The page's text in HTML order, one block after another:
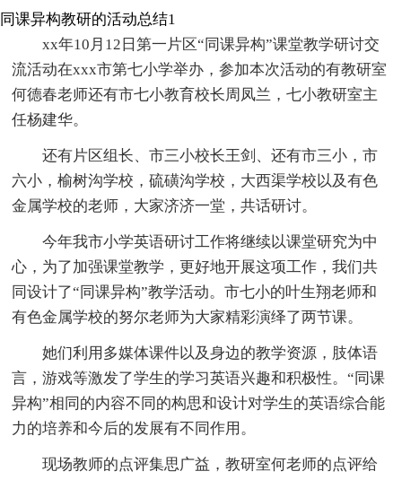
同课异构教研的活动总结1
xx年10月12日第一片区“同课异构”课堂教学研讨交
流活动在xxx市第七小学举办，参加本次活动的有教研室
何德春老师还有市七小教育校长周凤兰，七小教研室主
任杨建华。
还有片区组长、市三小校长王剑、还有市三小，市
六小，榆树沟学校，硫磺沟学校，大西渠学校以及有色
金属学校的老师，大家济济一堂，共话研讨。
今年我市小学英语研讨工作将继续以课堂研究为中
心，为了加强课堂教学，更好地开展这项工作，我们共
同设计了“同课异构”教学活动。市七小的叶生翔老师和
有色金属学校的努尔老师为大家精彩演绎了两节课。
她们利用多媒体课件以及身边的教学资源，肢体语
言，游戏等激发了学生的学习英语兴趣和积极性。“同课
异构”相同的内容不同的构思和设计对学生的英语综合能
力的培养和今后的发展有不同作用。
现场教师的点评集思广益，教研室何老师的点评给